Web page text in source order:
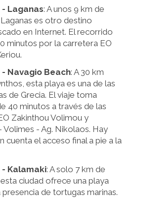
Laganas: A unos 9 km de
es otro destino
en Internet. El recorrido
minutos por la carretera EO
Navagio Beach: A 30 km
esta playa es una de las
de Grecia. El viaje toma
40 minutos a través de las
Zakinthou Volimou y
Volimes - Ag. Nikolaos. Hay
cuenta el acceso final a pie a la
Kalamaki: A solo 7 km de
ciudad ofrece una playa
de tortugas marinas.